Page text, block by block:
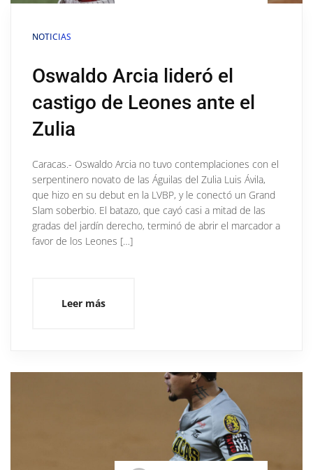
NOTICIAS
Oswaldo Arcia lideró el
castigo de Leones ante el
Zulia
Caracas.- Oswaldo Arcia no tuvo contemplaciones con el
serpentinero novato de las Águilas del Zulia Luis Ávila,
que hizo en su debut en la LVBP, y le conectó un Grand
Slam soberbio. El batazo, que cayó casi a mitad de las
gradas del jardín derecho, terminó de abrir el marcador a
favor de los Leones […]
Leer más